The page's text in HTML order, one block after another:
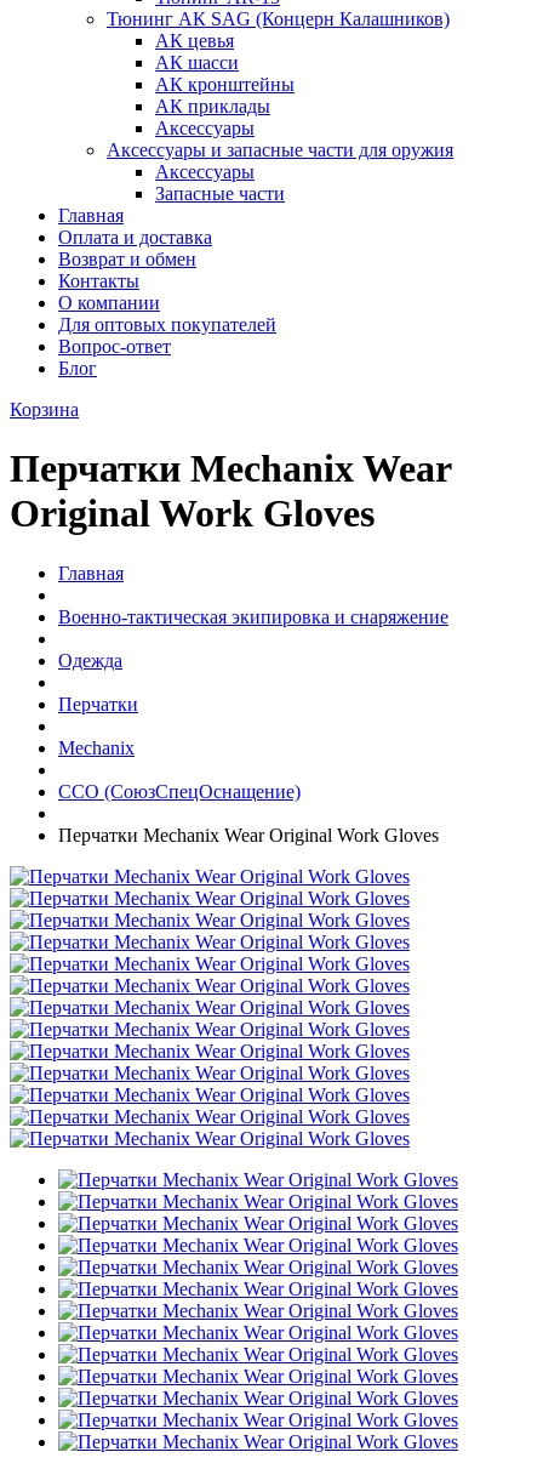
Тюнинг АК SAG (Концерн Калашников)
АК цевья
АК шасси
АК кронштейны
АК приклады
Аксессуары
Аксессуары и запасные части для оружия
Аксессуары
Запасные части
Главная
Оплата и доставка
Возврат и обмен
Контакты
О компании
Для оптовых покупателей
Вопрос-ответ
Блог
Корзина
Перчатки Mechanix Wear
Original Work Gloves
Главная
Военно-тактическая экипировка и снаряжение
Одежда
Перчатки
Mechanix
ССО (СоюзСпецОснащение)
Перчатки Mechanix Wear Original Work Gloves